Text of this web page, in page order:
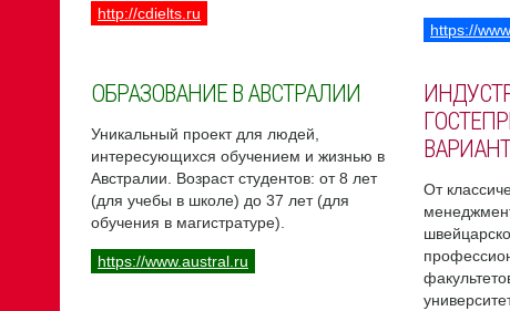
http://cdielts.ru
https://
ОБРАЗОВАНИЕ В АВСТРАЛИИ
Уникальный проект для людей,
интересующихся обучением и жизнью в
Австралии. Возраст студентов: от 8 лет
(для учебы в школе) до 37 лет (для
обучения в магистратуре).
https://www.austral.ru
От